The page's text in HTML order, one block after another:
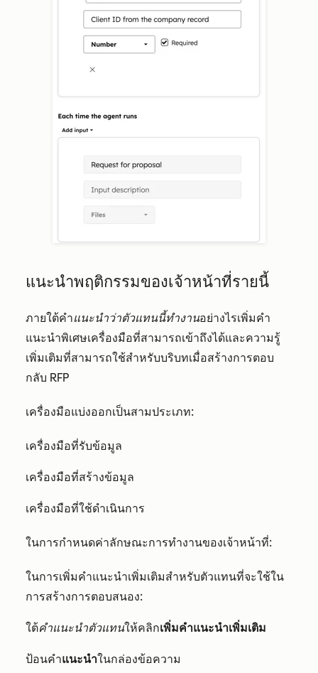
แนะนำพฤติกรรมของเจ้าหน้าที่รายนี้
ภายใต้คำแนะนำว่าตัวแทนนี้ทำงานอย่างไรเพิ่มคำ
แนะนำพิเศษเครื่องมือที่สามารถเข้าถึงได้และความรู้
เพิ่มเติมที่สามารถใช้สำหรับบริบทเมื่อสร้างการตอบ
กลับ RFP
เครื่องมือแบ่งออกเป็นสามประเภท:
เครื่องมือที่รับข้อมูล
เครื่องมือที่สร้างข้อมูล
เครื่องมือที่ใช้ดำเนินการ
ในการกำหนดค่าลักษณะการทำงานของเจ้าหน้าที่:
ในการเพิ่มคำแนะนำเพิ่มเติมสำหรับตัวแทนที่จะใช้ใน
การสร้างการตอบสนอง:
ใต้คำแนะนำตัวแทนให้คลิกเพิ่มคำแนะนำเพิ่มเติม
ป้อนคำแนะนำในกล่องข้อความ